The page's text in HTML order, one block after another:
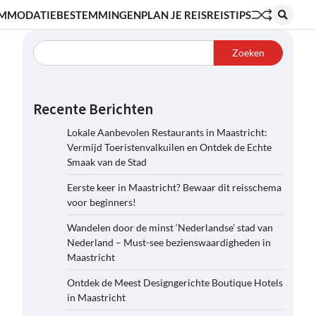
BESTEMMINGENPLAN JE REISREISTIPS
Zoeken
Recente Berichten
Lokale Aanbevolen Restaurants in Maastricht:
Vermijd Toeristenvalkuilen en Ontdek de Echte
Smaak van de Stad
Eerste keer in Maastricht? Bewaar dit reisschema
voor beginners!
Wandelen door de minst ‘Nederlandse’ stad van
Nederland – Must-see bezienswaardigheden in
Maastricht
Ontdek de Meest Designgerichte Boutique Hotels
in Maastricht